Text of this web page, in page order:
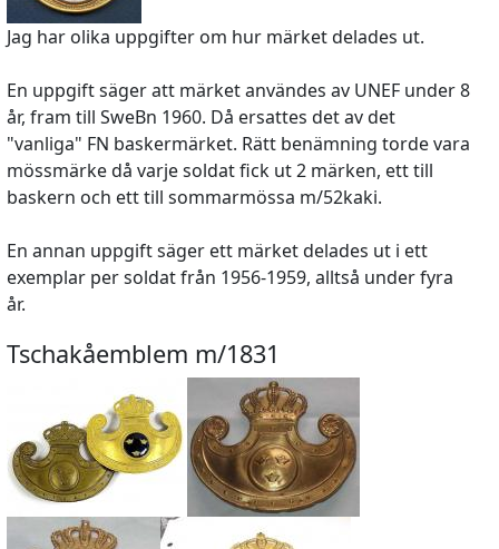
Jag har olika uppgifter om hur märket delades ut.
En uppgift säger att märket användes av UNEF under 8
år, fram till SweBn 1960. Då ersattes det av det
"vanliga" FN baskermärket. Rätt benämning torde vara
mössmärke då varje soldat fick ut 2 märken, ett till
baskern och ett till sommarmössa m/52kaki.
En annan uppgift säger ett märket delades ut i ett
exemplar per soldat från 1956-1959, alltså under fyra
år.
Tschakåemblem m/1831